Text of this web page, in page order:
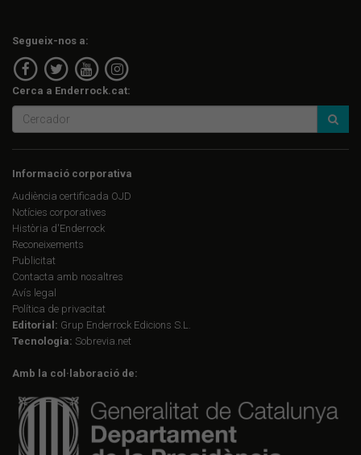
Segueix-nos a:
Cerca a Enderrock.cat:
Informació corporativa
Audiència certificada OJD
Notícies corporatives
Història d'Enderrock
Reconeixements
Publicitat
Contacta amb nosaltres
Avís legal
Política de privacitat
Editorial: Grup Enderrock Edicions S.L.
Tecnologia: Sobrevia.net
Amb la col·laboració de: